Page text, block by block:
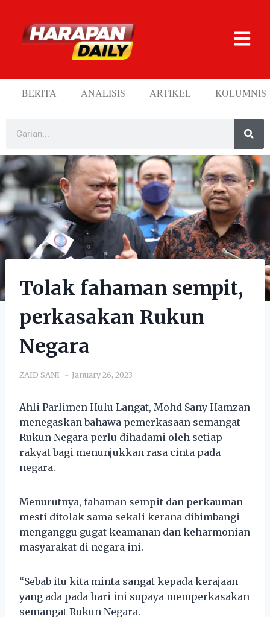
BERITA ANALISIS ARTIKEL KOLUMNIS
Tolak fahaman sempit,
perkasakan Rukun
Negara
ZAID SANI January 26, 2023
Ahli Parlimen Hulu Langat, Mohd Sany Hamzan
menegaskan bahawa pemerkasaan semangat
Rukun Negara perlu dihadami oleh setiap
rakyat bagi menunjukkan rasa cinta pada
negara.
Menurutnya, fahaman sempit dan perkauman
mesti ditolak sama sekali kerana dibimbangi
menganggu gugat keamanan dan keharmonian
masyarakat di negara ini.
“Sebab itu kita minta sangat kepada kerajaan
yang ada pada hari ini supaya memperkasakan
semangat Rukun Negara.